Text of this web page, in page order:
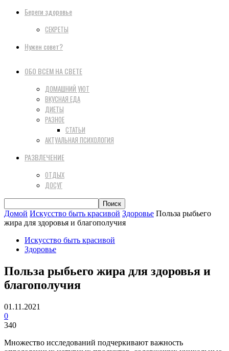
Береги здоровье
СЕКРЕТЫ
Нужен совет?
ОБО ВСЕМ НА СВЕТЕ
ДОМАШНИЙ УЮТ
ВКУСНАЯ ЕДА
ДИЕТЫ
РАЗНОЕ
СТАТЬИ
АКТУАЛЬНАЯ ПСИХОЛОГИЯ
РАЗВЛЕЧЕНИЕ
ОТДЫХ
ДОСУГ
Домой Искусство быть красивой Здоровье Польза рыбьего
жира для здоровья и благополучия
Искусство быть красивой
Здоровье
Польза рыбьего жира для здоровья и
благополучия
01.11.2021
0
340
Множество исследований подчеркивают важность